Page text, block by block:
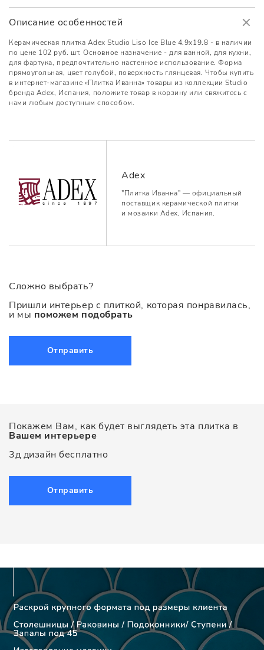
Описание особенностей
Керамическая плитка Adex Studio Liso Ice Blue 4.9x19.8 - в наличии
по цене 102 руб. шт. Основное назначение - для ванной, для кухни,
для фартука, предпочтительно настенное использование. Форма
прямоугольная, цвет голубой, поверхность глянцевая. Чтобы купить
в интернет-магазине «Плитка Иванна» товары из коллекции Studio
бренда Adex, Испания, положите товар в корзину или свяжитесь с
нами любым доступным способом.
Adex
"Плитка Иванна" — официальный
поставщик керамической плитки
и мозаики Adex, Испания.
Сложно выбрать?
Пришли интерьер с плиткой, которая понравилась,
и мы поможем подобрать
Отправить
Покажем Вам, как будет выглядеть эта плитка в
Вашем интерьере
3д дизайн бесплатно
Отправить